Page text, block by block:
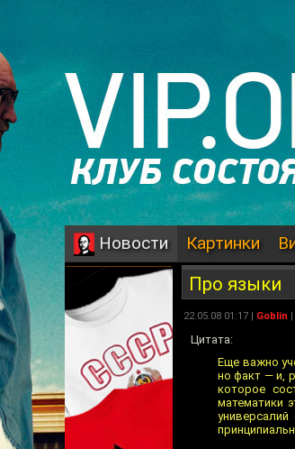
Новости Картинки
Про языки
22.05.08 01:17 | Goblin |
Цитата:
Еще важно
но факт — и,
которое
математики